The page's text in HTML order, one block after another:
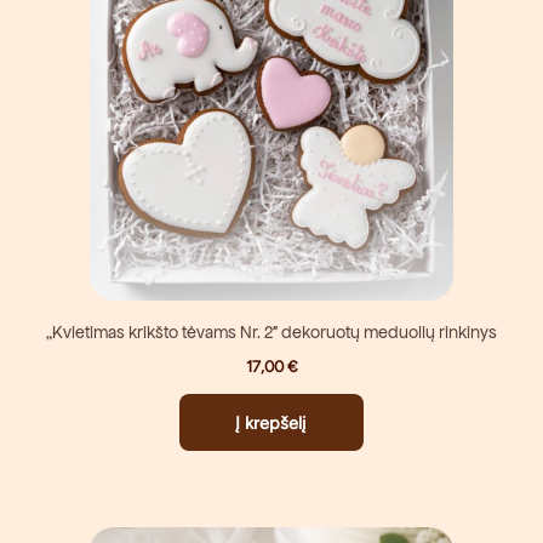
„Kvietimas krikšto tėvams Nr. 2″ dekoruotų meduolių rinkinys
17,00€
Į krepšelį